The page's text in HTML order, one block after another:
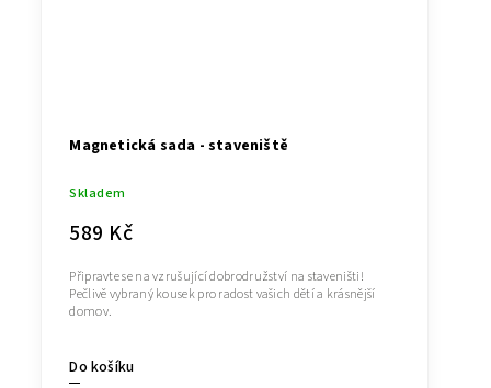
Magnetická sada - staveniště
Skladem
589 Kč
Do košíku
Připravte se na vzrušující dobrodružství na staveništi!
Pečlivě vybraný kousek pro radost vašich dětí a krásnější
domov.